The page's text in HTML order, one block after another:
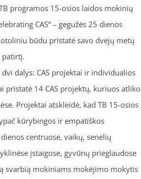
programos 15-osios laidos mokinių
CAS“ – gegužės 25 dienos
būdu pristatė savo dvejų metų
patirtį.
dalys: CAS projektai ir individualios
pristatė 14 CAS projektų, kuriuos atliko
Projektai atskleidė, kad TB 15-osios
kūrybingos ir empatiškos
centruose, vaikų, senelių
įstaigose, gyvūnų prieglaudose
svarbią mokiniams mokėjimo mokytis